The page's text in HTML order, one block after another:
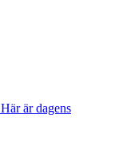
är dagens